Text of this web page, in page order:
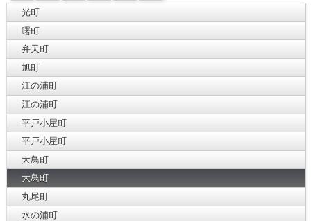
光町
曙町
弁天町
旭町
江の浦町
江の浦町
平戸小屋町
平戸小屋町
大鳥町
大鳥町
丸尾町
水の浦町